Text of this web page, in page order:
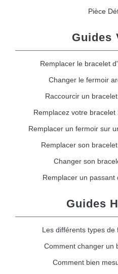
Pièce
Guides
Remplacer le bracelet
Changer le fermoir
Raccourcir un
Remplacez votre
Remplacer un fermoir sur
Remplacer son
Changer son
Remplacer un
Guides
Les différents types
Comment changer un
Comment bien